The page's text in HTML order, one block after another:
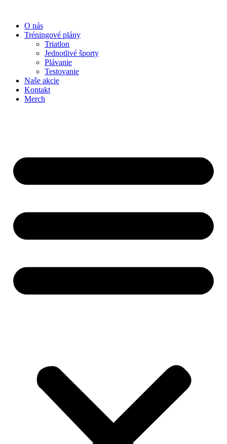
O nás
Tréningové plány
Triatlon
Jednotlivé športy
Plávanie
Testovanie
Naše akcie
Kontakt
Merch